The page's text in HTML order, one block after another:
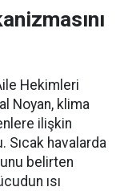
Hekimleri
Noyan, klima
ilişkin
havalarda
belirten
ısı